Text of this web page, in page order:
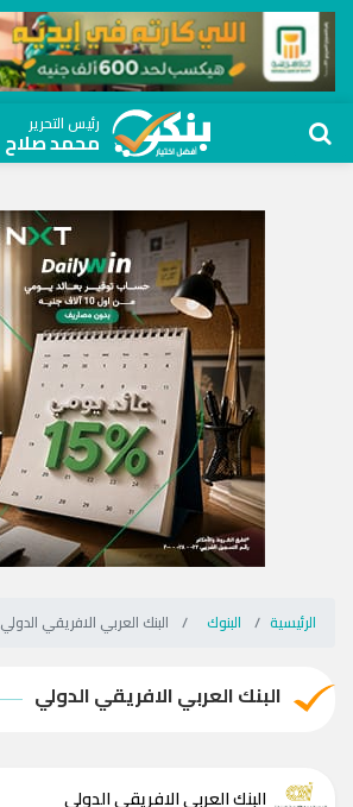
رئيس التحرير
محمد صلاح
الرئيسية البنوك البنك العربي الافريقي الدولي
البنك العربي الافريقي الدولي
البنك العربي الافريقي الدولي